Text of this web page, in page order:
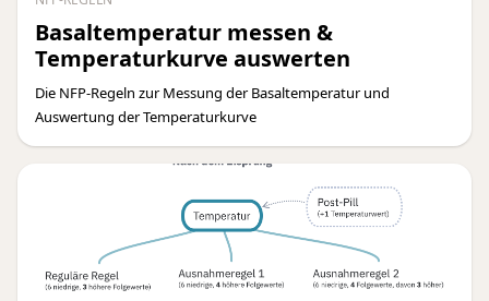
Basaltemperatur messen &
Temperaturkurve auswerten
Die NFP-Regeln zur Messung der Basaltemperatur und
Auswertung der Temperaturkurve